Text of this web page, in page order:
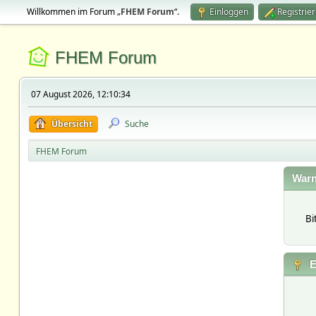
Willkommen im Forum „FHEM Forum“. Einloggen
FHEM Forum
07 August 2026, 12:10:34
Übersicht Suche
FHEM Forum